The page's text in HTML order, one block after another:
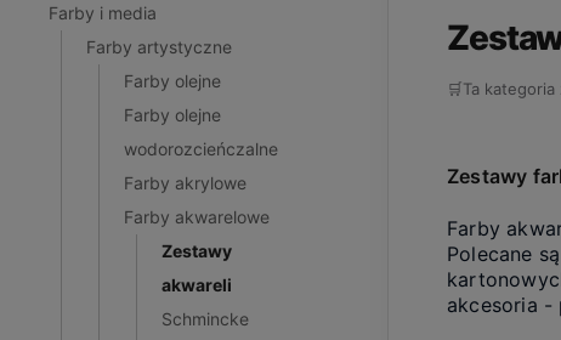
Farby i media
Farby artystyczne
Farby olejne
Farby olejne
wodorozcieńczalne
Farby akrylowe
Farby akwarelowe
Zestawy
akwareli
Schmincke
🛒Ta kategoria
Zestawy
Farby
Polecane
akcesoria -